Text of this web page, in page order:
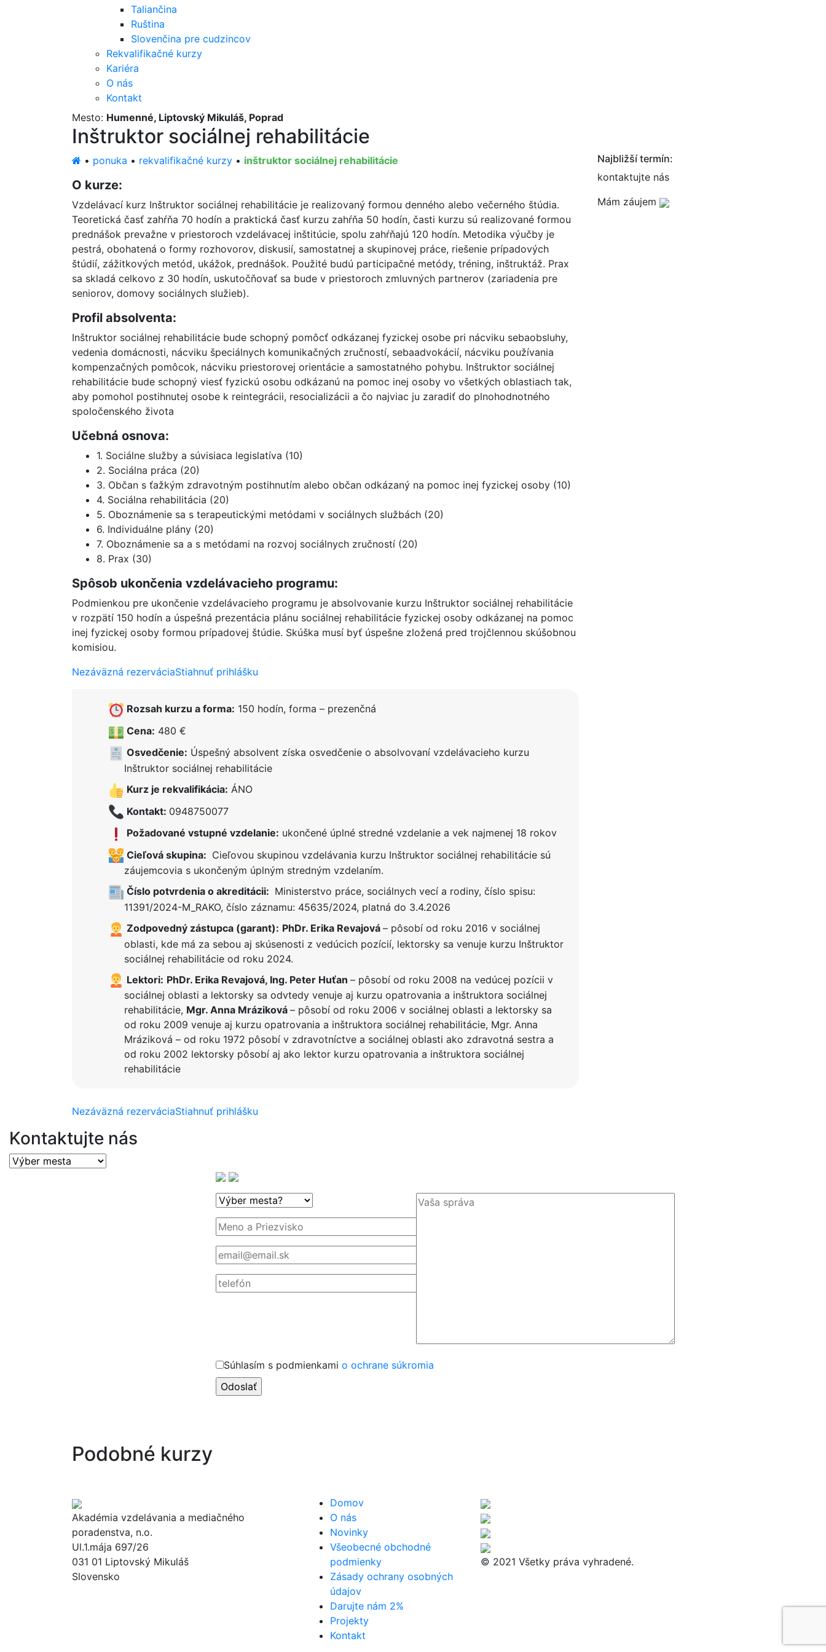
Taliančina
Ruština
Slovenčina pre cudzincov
Rekvalifikačné kurzy
Kariéra
O nás
Kontakt
Mesto: Humenné, Liptovský Mikuláš, Poprad
Inštruktor sociálnej rehabilitácie
• ponuka • rekvalifikačné kurzy • inštruktor sociálnej rehabilitácie
O kurze:
Vzdelávací kurz Inštruktor sociálnej rehabilitácie je realizovaný formou denného alebo večerného štúdia.
Teoretická časť zahŕňa 70 hodín a praktická časť kurzu zahŕňa 50 hodín, časti kurzu sú realizované formou
prednášok prevažne v priestoroch vzdelávacej inštitúcie, spolu zahŕňajú 120 hodín. Metodika výučby je
pestrá, obohatená o formy rozhovorov, diskusií, samostatnej a skupinovej práce, riešenie prípadových
štúdií, zážitkových metód, ukážok, prednášok. Použité budú participačné metódy, tréning, inštruktáž. Prax
sa skladá celkovo z 30 hodín, uskutočňovať sa bude v priestoroch zmluvných partnerov (zariadenia pre
seniorov, domovy sociálnych služieb).
Profil absolventa:
Inštruktor sociálnej rehabilitácie bude schopný pomôcť odkázanej fyzickej osobe pri nácviku sebaobsluhy,
vedenia domácnosti, nácviku špeciálnych komunikačných zručností, sebaadvokácií, nácviku používania
kompenzačných pomôcok, nácviku priestorovej orientácie a samostatného pohybu. Inštruktor sociálnej
rehabilitácie bude schopný viesť fyzickú osobu odkázanú na pomoc inej osoby vo všetkých oblastiach tak,
aby pomohol postihnutej osobe k reintegrácii, resocializácii a čo najviac ju zaradiť do plnohodnotného
spoločenského života
Učebná osnova:
1. Sociálne služby a súvisiaca legislatíva (10)
2. Sociálna práca (20)
3. Občan s ťažkým zdravotným postihnutím alebo občan odkázaný na pomoc inej fyzickej osoby (10)
4. Sociálna rehabilitácia (20)
5. Oboznámenie sa s terapeutickými metódami v sociálnych službách (20)
6. Individuálne plány (20)
7. Oboznámenie sa a s metódami na rozvoj sociálnych zručností (20)
8. Prax (30)
Spôsob ukončenia vzdelávacieho programu:
Podmienkou pre ukončenie vzdelávacieho programu je absolvovanie kurzu Inštruktor sociálnej rehabilitácie
v rozpätí 150 hodín a úspešná prezentácia plánu sociálnej rehabilitácie fyzickej osoby odkázanej na pomoc
inej fyzickej osoby formou prípadovej štúdie. Skúška musí byť úspešne zložená pred trojčlennou skúšobnou
komisiou.
Nezáväzná rezerváciaStiahnuť prihlášku
Rozsah kurzu a forma: 150 hodín, forma – prezenčná
Cena: 480 €
Osvedčenie: Úspešný absolvent získa osvedčenie o absolvovaní vzdelávacieho kurzu
Inštruktor sociálnej rehabilitácie
Kurz je rekvalifikácia: ÁNO
Kontakt: 0948750077
Požadované vstupné vzdelanie: ukončené úplné stredné vzdelanie a vek najmenej 18 rokov
Cieľová skupina: Cieľovou skupinou vzdelávania kurzu Inštruktor sociálnej rehabilitácie sú
záujemcovia s ukončeným úplným stredným vzdelaním.
Číslo potvrdenia o akreditácii: Ministerstvo práce, sociálnych vecí a rodiny, číslo spisu:
11391/2024-M_RAKO, číslo záznamu: 45635/2024, platná do 3.4.2026
Zodpovedný zástupca (garant): PhDr. Erika Revajová – pôsobí od roku 2016 v sociálnej
oblasti, kde má za sebou aj skúsenosti z vedúcich pozícií, lektorsky sa venuje kurzu Inštruktor
sociálnej rehabilitácie od roku 2024.
Lektori: PhDr. Erika Revajová, Ing. Peter Huťan – pôsobí od roku 2008 na vedúcej pozícii v
sociálnej oblasti a lektorsky sa odvtedy venuje aj kurzu opatrovania a inštruktora sociálnej
rehabilitácie, Mgr. Anna Mráziková – pôsobí od roku 2006 v sociálnej oblasti a lektorsky sa
od roku 2009 venuje aj kurzu opatrovania a inštruktora sociálnej rehabilitácie, Mgr. Anna
Mráziková – od roku 1972 pôsobí v zdravotníctve a sociálnej oblasti ako zdravotná sestra a
od roku 2002 lektorsky pôsobí aj ako lektor kurzu opatrovania a inštruktora sociálnej
rehabilitácie
Nezáväzná rezerváciaStiahnuť prihlášku
Najbližší termín:
kontaktujte nás
Mám záujem
Kontaktujte nás
Súhlasím s podmienkami o ochrane súkromia
Podobné kurzy
Akadémia vzdelávania a mediačného
poradenstva, n.o.
Ul.1.mája 697/26
031 01 Liptovský Mikuláš
Slovensko
Domov
O nás
Novinky
Všeobecné obchodné
podmienky
Zásady ochrany osobných
údajov
Darujte nám 2%
Projekty
Kontakt
© 2021 Všetky práva vyhradené.